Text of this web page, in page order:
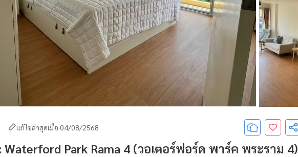
แก้ไขล่าสุดเมื่อ 04/08/2568
Waterford Park Rama 4 (วอเตอร์ฟอร์ด พาร์ค พระราม 4)